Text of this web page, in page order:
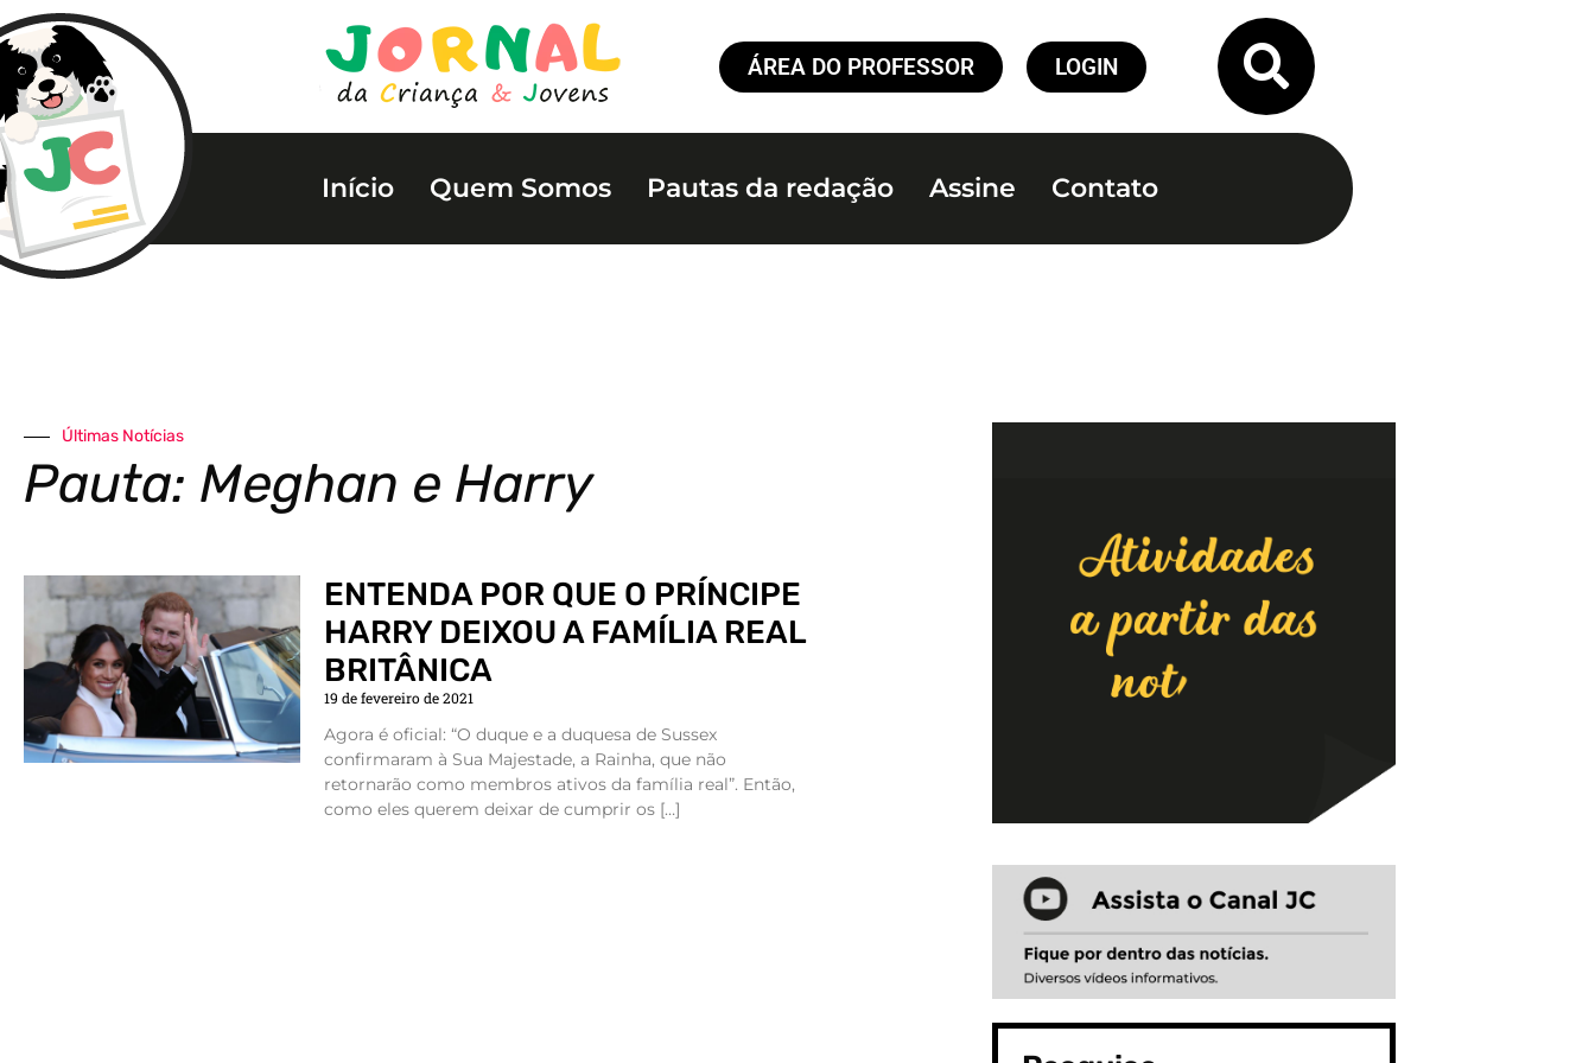
ÁREA DO PROFESSOR LOGIN
Início Quem Somos Pautas da redação Assine Contato
Últimas Notícias
Pauta: Meghan e Harry
ENTENDA POR QUE O PRÍNCIPE
HARRY DEIXOU A FAMÍLIA REAL
BRITÂNICA
19 de fevereiro de 2021
Agora é oficial: “O duque e a duquesa de Sussex
confirmaram à Sua Majestade, a Rainha, que não
retornarão como membros ativos da família real”. Então,
como eles querem deixar de cumprir os […]